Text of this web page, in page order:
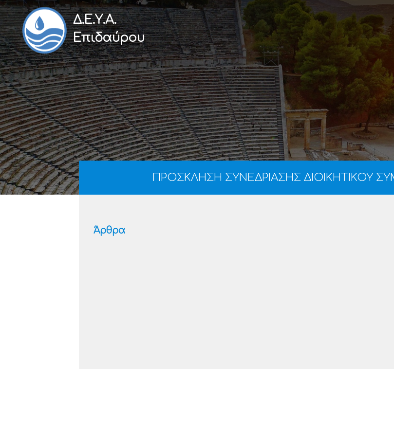
Δ.Ε.Υ.Α.
Επιδαύρου
ΠΡΟΣΚΛΗΣΗ ΣΥΝΕΔΡΙΑΣΗΣ ΔΙΟΙΚΗΤΙΚΟΥ
Άρθρα